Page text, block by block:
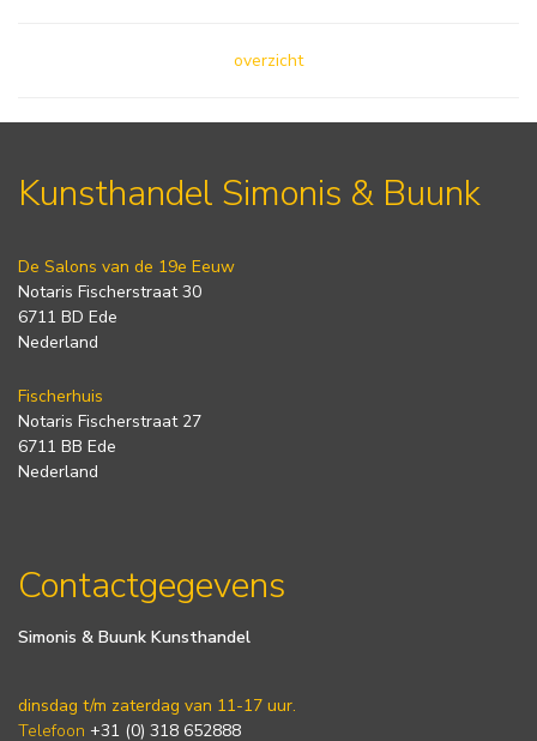
overzicht
Kunsthandel Simonis & Buunk
De Salons van de 19e Eeuw
Notaris Fischerstraat 30
6711 BD Ede
Nederland
Fischerhuis
Notaris Fischerstraat 27
6711 BB Ede
Nederland
Contactgegevens
Simonis & Buunk Kunsthandel
dinsdag t/m zaterdag van 11-17 uur.
Telefoon +31 (0) 318 652888